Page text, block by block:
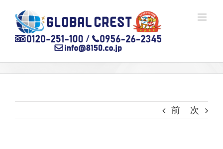
content
前 次